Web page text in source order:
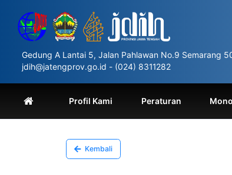
website
includes
accessibility
system.
Control-
F11
Gedung A Lantai 5, Jalan Pahlawan No.9 Semarang
jdih@jatengprov.go.id - (024) 8311282
Profil Kami Peraturan
Kembali